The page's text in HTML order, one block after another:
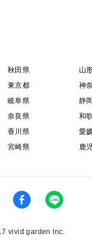
秋田県 山
東京都 神
岐阜県 静
奈良県 和
香川県 愛
宮崎県 鹿
vivid garden Inc.